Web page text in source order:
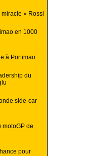
miracle » Rossi
en 1000
à Portimao
du
side-car
motoGP de
pour